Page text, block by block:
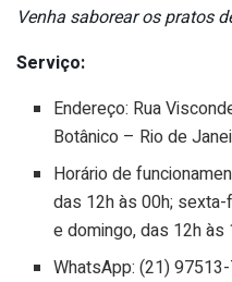
Venha saborear os pratos
Serviço:
Endereço: Rua
Botânico – Rio de
Horário de
das 12h às 00h;
e domingo, das 12h às
WhatsApp: (21)